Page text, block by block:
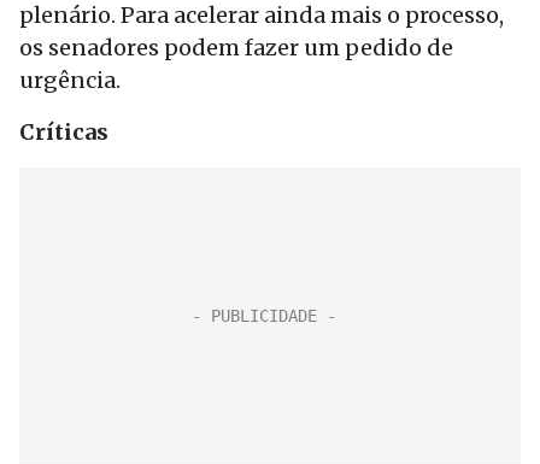
plenário. Para acelerar ainda mais o processo,
os senadores podem fazer um pedido de
urgência.
Críticas